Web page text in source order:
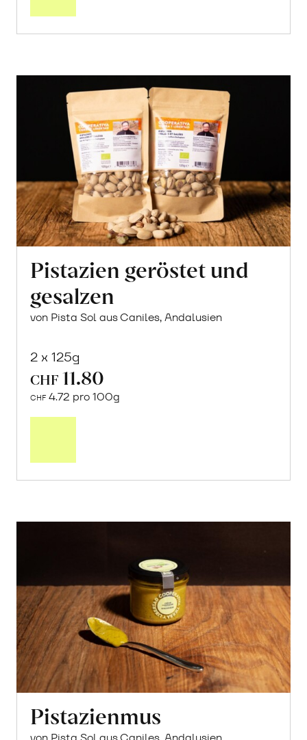
Pistazien geröstet und
gesalzen
von Pista Sol aus Caniles, Andalusien
2 x 125g
CHF 11.80
CHF 4.72 pro 100g
Pistazienmus